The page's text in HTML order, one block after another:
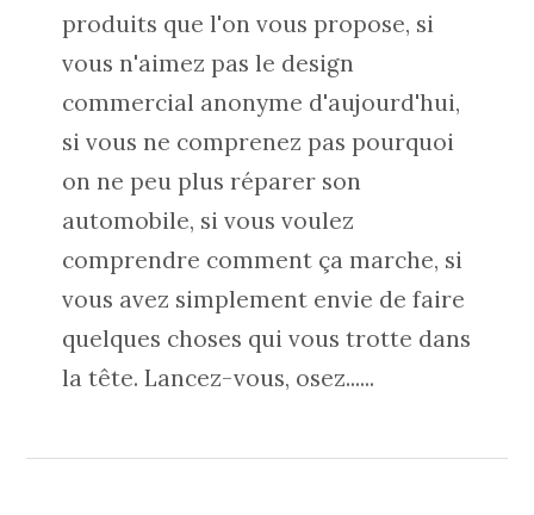
produits que l'on vous propose, si
vous n'aimez pas le design
commercial anonyme d'aujourd'hui,
si vous ne comprenez pas pourquoi
on ne peu plus réparer son
automobile, si vous voulez
comprendre comment ça marche, si
vous avez simplement envie de faire
quelques choses qui vous trotte dans
la tête. Lancez-vous, osez......